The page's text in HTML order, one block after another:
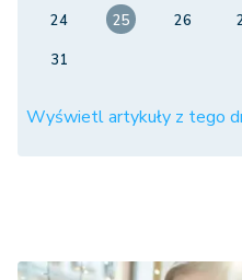
24
25 26
31
Wyświetl artykuły z tego